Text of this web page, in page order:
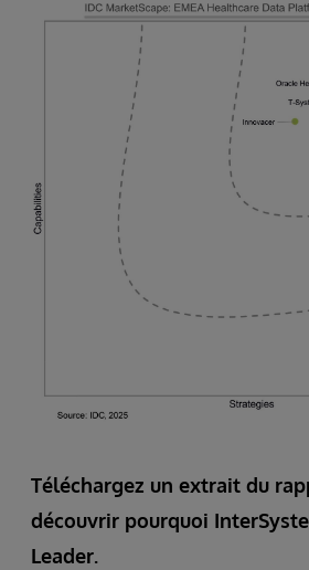
Téléchargez un extrait du
découvrir pourquoi
Leader.